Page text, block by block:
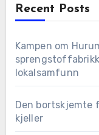
Recent Posts
Kampen om
lokalsamfunn
Den bortskjemte
kjeller